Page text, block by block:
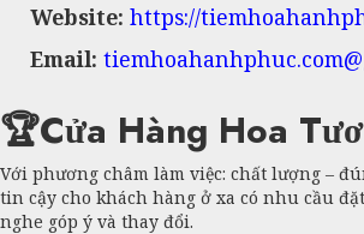
Website: https://
Email:
🏆Cửa Hàng Hoa
Với phương châm làm việc: chất lượng –
tin cậy cho khách hàng ở xa có nhu cầu đặt
nghe góp ý và thay đổi.